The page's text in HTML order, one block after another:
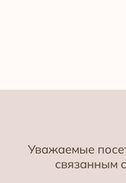
Уважаемые
связанным